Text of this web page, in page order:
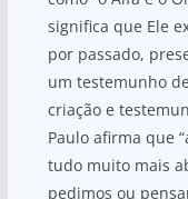
significa que Ele
por passado,
um testemunho
criação e
Paulo afirma que
tudo muito mais
pedimos ou